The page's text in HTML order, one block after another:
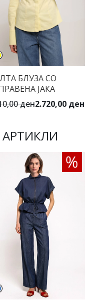
БЛУЗА СО
ЈАКА
ден2.720,00 ден